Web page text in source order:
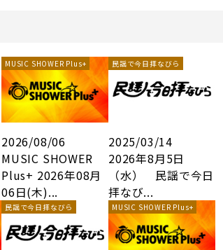
MUSIC SHOWER Plus+
2026/08/06
MUSIC SHOWER
Plus+ 2026年08月
06日(木)...
民謡で今日拝なびら
2025/03/14
2026年8月5日
（水） 民謡で今日
拝なび...
民謡で今日拝なびら MUSIC SHOWER Plus+